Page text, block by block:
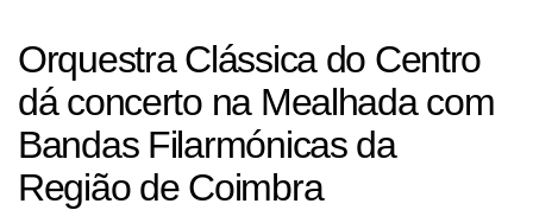
Orquestra Clássica do Centro
dá concerto na Mealhada com
Bandas Filarmónicas da
Região de Coimbra